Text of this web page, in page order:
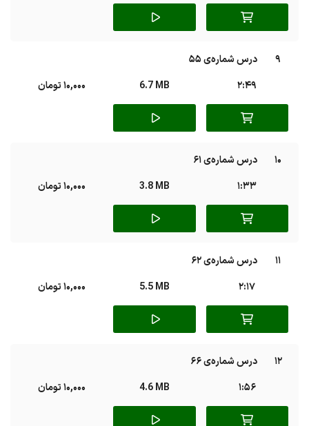
9
درس شماره‌ی 55
2:49
6.7 MB 10,000 تومان
10
درس شماره‌ی 61
1:33
3.8 MB 10,000 تومان
11
درس شماره‌ی 62
2:17
5.5 MB 10,000 تومان
12
درس شماره‌ی 66
1:56
4.6 MB 10,000 تومان